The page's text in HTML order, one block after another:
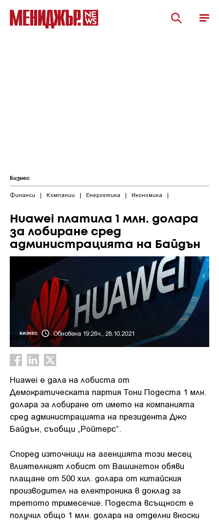
Бизнес
Финанси | Компании | Енергетика | Икономика |
Huawei платила 1 млн. долара
за лобиране сред
администрацията на Байдън
БИЗНЕС Обновена 19:26ч., 28.10.2021
Getty Images
Huawei е дала на лобиста от
Демократическата партия Тони Подеста 1 млн.
долара за лобиране от името на компанията
сред администрацията на президента Джо
Байдън, съобщи „Ройтерс“.
Според източници на агенцията този месец
влиятелният лобист от Вашингтон обяви
плащане от 500 хил. долара от китайския
производител на електроника в доклад за
третото тримесечие. Подеста всъщност е
получил общо 1 млн. долара на отделни вноски